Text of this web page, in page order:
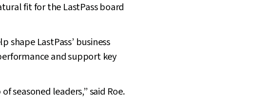
fit for the LastPass board
shape LastPass’ business
and support key
seasoned leaders,” said Roe.